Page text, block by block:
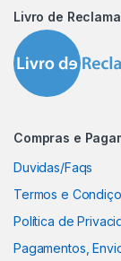
Livro de
Compras e
Duvidas/Faqs
Termos e
Política de
Pagamentos,